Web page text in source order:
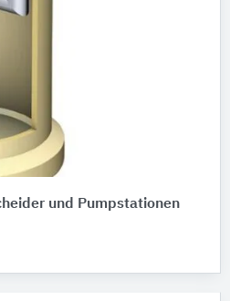
und Pumpstationen